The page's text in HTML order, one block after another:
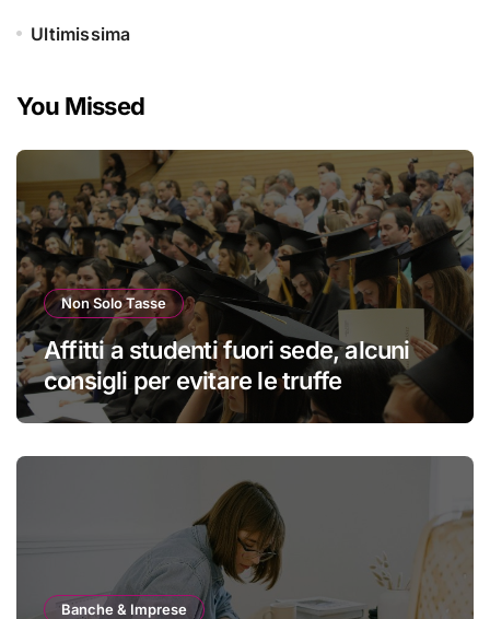
Ultimissima
You Missed
Non Solo Tasse
Affitti a studenti fuori sede, alcuni
consigli per evitare le truffe
Banche & Imprese